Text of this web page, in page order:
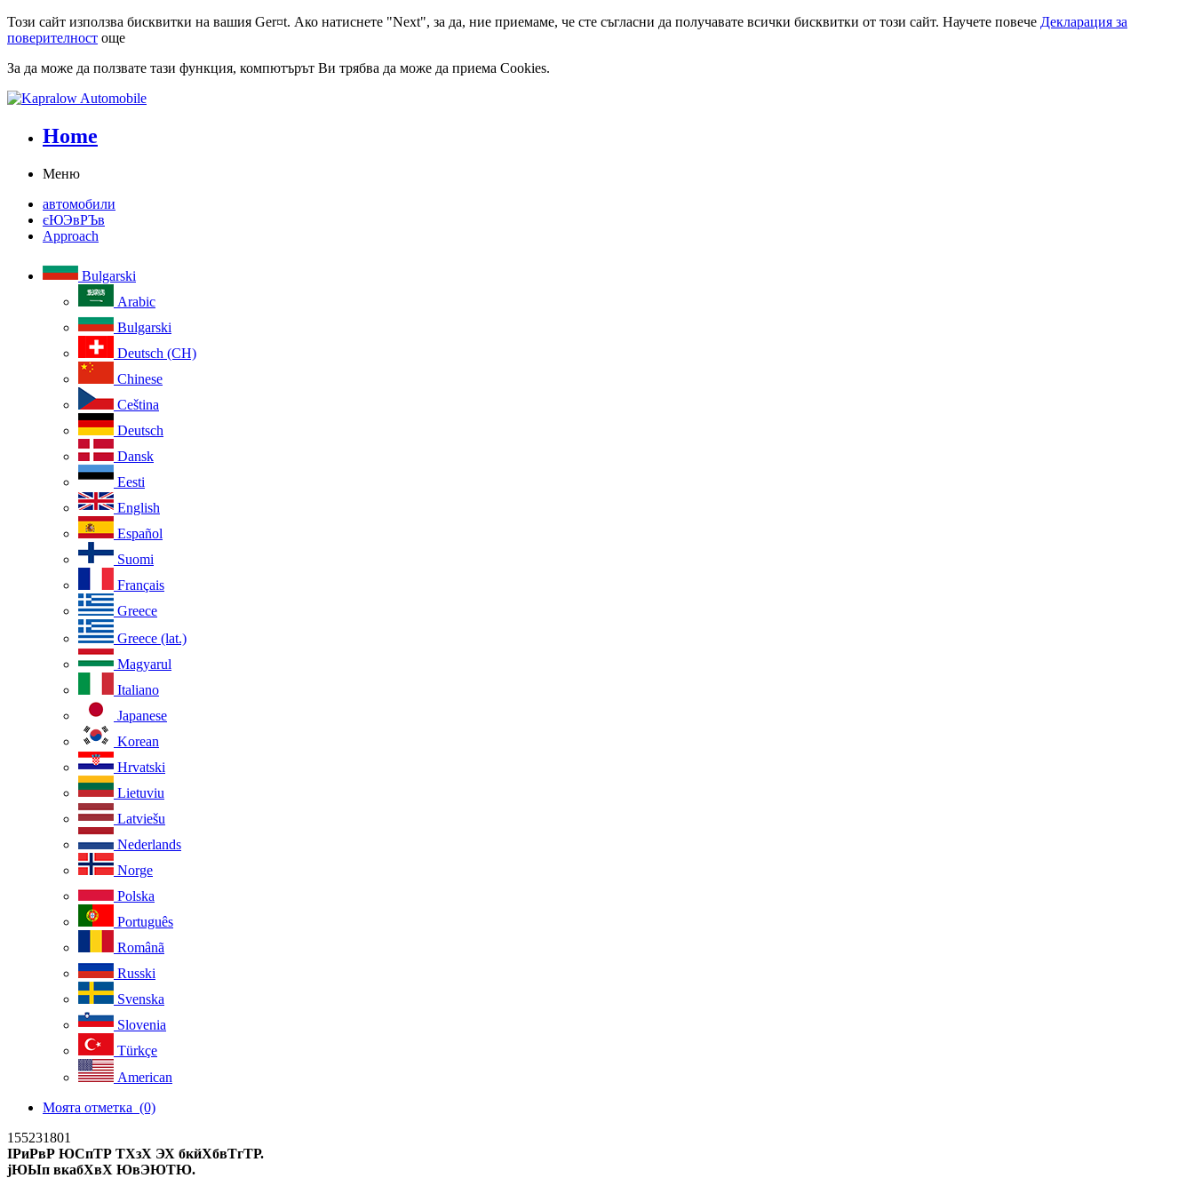
Този сайт използва бисквитки на вашия Ger¤t. Ако натиснете "Next", за да, ние приемаме, че сте съгласни да получавате всички бисквитки от този сайт. Научете повече Декларация за
поверителност още
За да може да ползвате тази функция, компютърът Ви трябва да може да приема Cookies.
Home
Меню
автомобили
єЮЭвРЪв
Approach
Bulgarski
Arabic
Bulgarski
Deutsch (CH)
Chinese
Ceština
Deutsch
Dansk
Eesti
English
Español
Suomi
Français
Greece
Greece (lat.)
Magyarul
Italiano
Japanese
Korean
Hrvatski
Lietuviu
Latviešu
Nederlands
Norge
Polska
Português
Românã
Russki
Svenska
Slovenia
Türkçe
American
Моята отметка (0)
155231801
ІРиРвР ЮСпТР ТХзХ ЭХ бкйХбвТгТР.
јЮЫп вкабХвХ ЮвЭЮТЮ.